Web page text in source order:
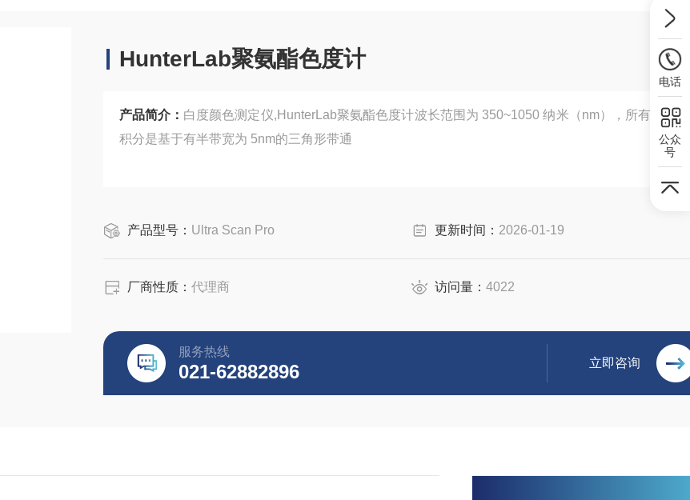
HunterLab聚氨酯色度计
产品简介： 白度颜色测定仪,HunterLab聚氨酯色度计波长范围为 350~1050 纳米（nm），所有三刺
积分是基于有半带宽为 5nm的三角形带通
产品型号： Ultra Scan Pro 更新时间： 2026-01-19
厂商性质： 代理商 访问量：4022
服务热线
021-62882896 立即咨询
电话
公众
号